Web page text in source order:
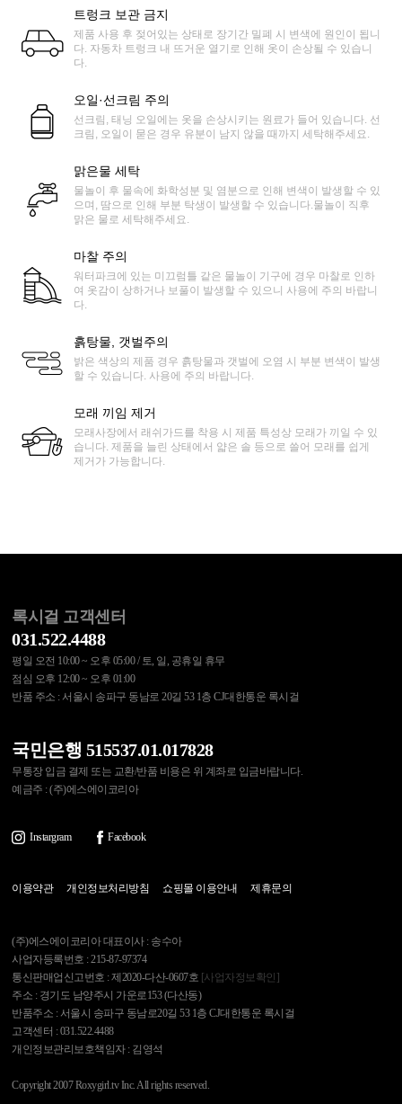
트렁크 보관 금지
제품 사용 후 젖어있는 상태로 장기간 밀폐 시 변색에 원인이 됩니
다. 자동차 트렁크 내 뜨거운 열기로 인해 옷이 손상될 수 있습니
다.
오일·선크림 주의
선크림, 태닝 오일에는 옷을 손상시키는 원료가 들어 있습니다. 선
크림, 오일이 묻은 경우 유분이 남지 않을 때까지 세탁해주세요.
맑은물 세탁
물놀이 후 물속에 화학성분 및 염분으로 인해 변색이 발생할 수 있
으며, 땀으로 인해 부분 탁생이 발생할 수 있습니다.물놀이 직후
맑은 물로 세탁해주세요.
마찰 주의
워터파크에 있는 미끄럼틀 같은 물놀이 기구에 경우 마찰로 인하
여 옷감이 상하거나 보풀이 발생할 수 있으니 사용에 주의 바랍니
다.
흙탕물, 갯벌주의
밝은 색상의 제품 경우 흙탕물과 갯벌에 오염 시 부분 변색이 발생
할 수 있습니다. 사용에 주의 바랍니다.
모래 끼임 제거
모래사장에서 래쉬가드를 착용 시 제품 특성상 모래가 끼일 수 있
습니다. 제품을 늘린 상태에서 얇은 솔 등으로 쓸어 모래를 쉽게
제거가 가능합니다.
록시걸 고객센터
031.522.4488
평일 오전 10:00 ~ 오후 05:00 / 토, 일, 공휴일 휴무
점심 오후 12:00 ~ 오후 01:00
반품 주소 : 서울시 송파구 동남로 20길 53 1층 CJ대한통운 록시걸
국민은행 515537.01.017828
무통장 입금 결제 또는 교환/반품 비용은 위 계좌로 입금바랍니다.
예금주 : (주)에스에이코리아
Instargram Facebook
이용약관 개인정보처리방침 쇼핑몰 이용안내 제휴문의
(주)에스에이코리아 대표이사 : 송수아
사업자등록번호 : 215-87-97374
통신판매업신고번호 : 제2020-다산-0607호 [사업자정보확인]
주소 : 경기도 남양주시 가운로153 (다산동)
반품주소 : 서울시 송파구 동남로20길 53 1층 CJ대한통운 록시걸
고객센터 : 031.522.4488
개인정보관리보호책임자 : 김영석
Copyright 2007 Roxygirl.tv Inc. All rights reserved.